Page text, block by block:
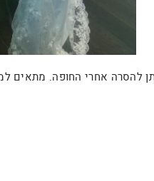
מתאים למידה 34-38 ולגובה 160-170. עבר